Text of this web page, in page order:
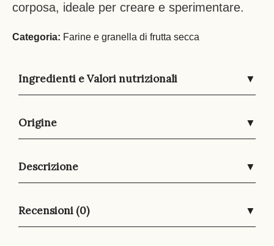
corposa, ideale per creare e sperimentare.
Categoria: Farine e granella di frutta secca
Ingredienti e Valori nutrizionali ▼
Origine ▼
Descrizione ▼
Recensioni (0) ▼